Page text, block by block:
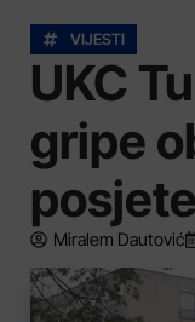
VIJESTI
UKC
gripe
Miralem Dautović